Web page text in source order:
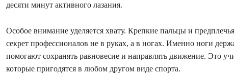
десяти минут активного лазания.
Особое внимание уделяется хвату. Крепкие пальцы и
секрет профессионалов не в руках, а в ногах. Именно ноги
помогают сохранять равновесие и направлять движение. Это
которые пригодятся в любом другом виде спорта.